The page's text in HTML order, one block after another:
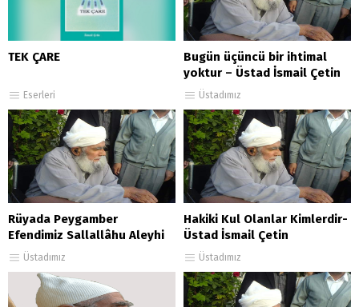
TEK ÇARE
Eserleri
Bugün üçüncü bir ihtimal
yoktur – Üstad İsmail Çetin
Rahmetullahi Aleyh
Üstadımız
Rüyada Peygamber
Efendimiz Sallallâhu Aleyhi
ve Sellem’i Görmek İçin
Üstadımız
Hakiki Kul Olanlar Kimlerdir-
Üstad İsmail Çetin
Rahmetullahi Aleyh
Üstadımız